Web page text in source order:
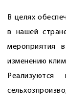
В целях
в нашей
мероприятия
изменению